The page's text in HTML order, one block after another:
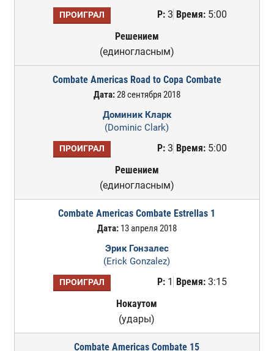
ПРОИГРАЛ Р:3 Время:5:00
Решением
(единогласным)
Combate Americas Road to Copa Combate
Дата:28 сентября 2018
Доминик Кларк
(Dominic Clark)
ПРОИГРАЛ Р:3 Время:5:00
Решением
(единогласным)
Combate Americas Combate Estrellas 1
Дата:13 апреля 2018
Эрик Гонзалес
(Erick Gonzalez)
ПРОИГРАЛ Р:1 Время:3:15
Нокаутом
(удары)
Combate Americas Combate 15